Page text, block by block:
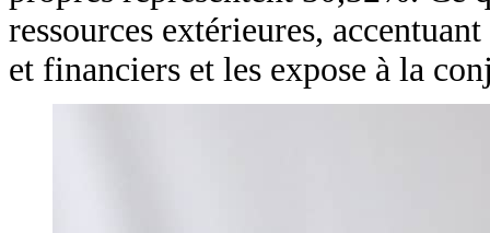
ressources extérieures,
et financiers et les expose à la